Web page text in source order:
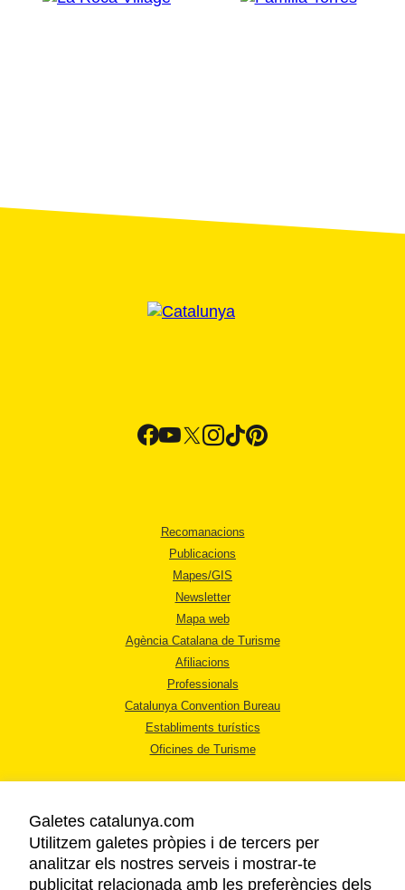
Recomanacions
Publicacions
Mapes/GIS
Newsletter
Mapa web
Agència Catalana de Turisme
Afiliacions
Professionals
Catalunya Convention Bureau
Establiments turístics
Oficines de Turisme
AVÍS LEGAL
Galetes catalunya.com
Utilitzem galetes pròpies i de tercers per
analitzar els nostres serveis i mostrar-te
publicitat relacionada amb les preferències dels